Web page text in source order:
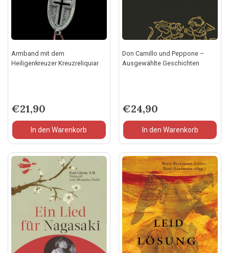
Armband mit dem
Heiligenkreuzer Kreuzreliquiar
€21,90
In den Warenkorb
Don Camillo und Peppone –
Ausgewählte Geschichten
€24,90
In den Warenkorb